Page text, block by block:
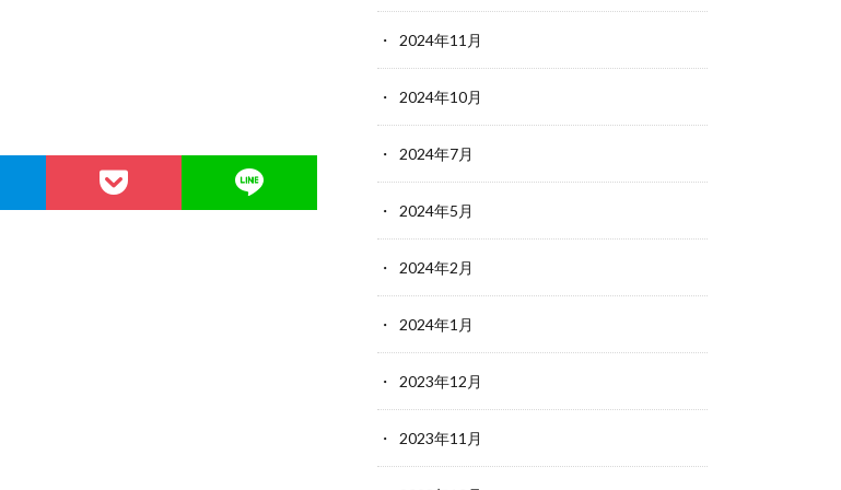
2024年11月
2024年10月
2024年7月
2024年5月
2024年2月
2024年1月
2023年12月
2023年11月